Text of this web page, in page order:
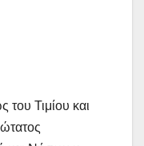
Τιμίου και